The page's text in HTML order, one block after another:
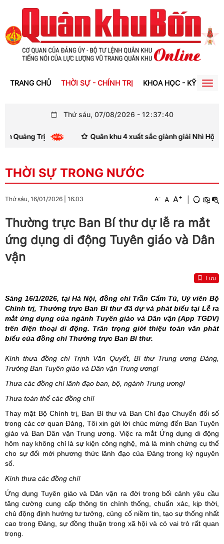
TRANG CHỦ THỜI SỰ - CHÍNH TRỊ KHOA HỌC - KỸ THUẬT
Thứ sáu, 07/08/2026 - 12:37:40
Trị Quân khu 4 xuất sắc giành giải Nhì Hội thi
THỜI SỰ TRONG NƯỚC
Thứ sáu, 16/01/2026 16:03 A- A A+
Thường trực Ban Bí thư dự lễ ra mắt
ứng dụng di động Tuyên giáo và Dân
vận
Lưu
Sáng 16/1/2026, tại Hà Nội, đồng chí Trần Cẩm Tú, Uỷ viên Bộ
Chính trị, Thường trực Ban Bí thư đã dự và phát biểu tại Lễ ra
mắt ứng dụng của ngành Tuyên giáo và Dân vận (App TGDV)
trên điện thoại di động. Trân trọng giới thiệu toàn văn phát
biểu của đồng chí Thường trực Ban Bí thư.
Kính thưa đồng chí Trịnh Văn Quyết, Bí thư Trung ương Đảng,
Trưởng Ban Tuyên giáo và Dân vận Trung ương!
Thưa các đồng chí lãnh đạo ban, bộ, ngành Trung ương!
Thưa toàn thể các đồng chí!
Thay mặt Bộ Chính trị, Ban Bí thư và Ban Chỉ đạo Chuyển đổi số
trong các cơ quan Đảng, Tôi xin gửi lời chúc mừng đến Ban Tuyên
giáo và Ban Dân vận Trung ương. Việc ra mắt Ứng dụng di động
hôm nay không chỉ là sự kiện công nghệ, mà là minh chứng cụ thể
cho sự đổi mới phương thức lãnh đạo của Đảng trong kỷ nguyên
số.
Kính thưa các đồng chí!
Ứng dụng Tuyên giáo và Dân vận ra đời trong bối cảnh yêu cầu
tăng cường cung cấp thông tin chính thống, chuẩn xác, kịp thời,
chủ động định hướng tư tưởng, củng cố niềm tin, tạo sự thống nhất
cao trong Đảng, sự đồng thuận trong xã hội và có vai trò rất quan
trọng.